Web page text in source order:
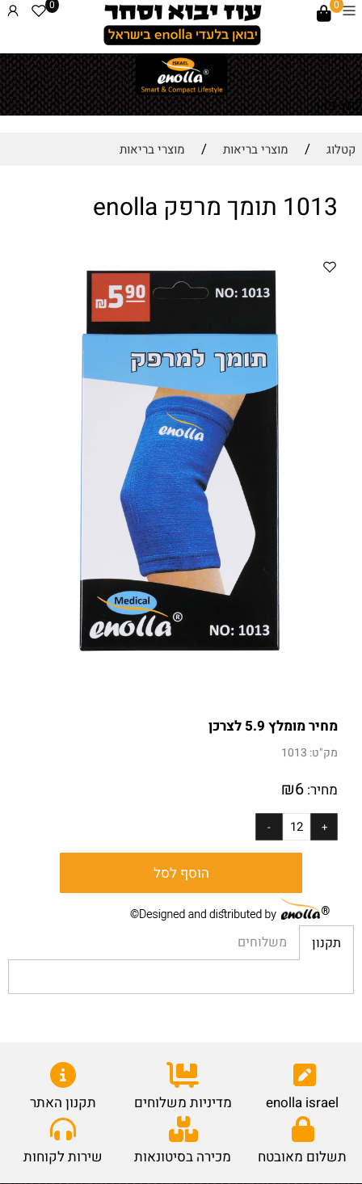
לחץ כאן
0
0
קטלוג / מוצרי בריאות / מוצרי בריאות
1013 תומך מרפק enolla
מחיר מומלץ 5.9 לצרכן
מק"ט: 1013
מחיר: ₪6
הוסף לסל
תקנון משלוחים
enolla israel מדיניות משלוחים תקנון האתר
תשלום מאובטח מכירה בסיטונאות שירות לקוחות